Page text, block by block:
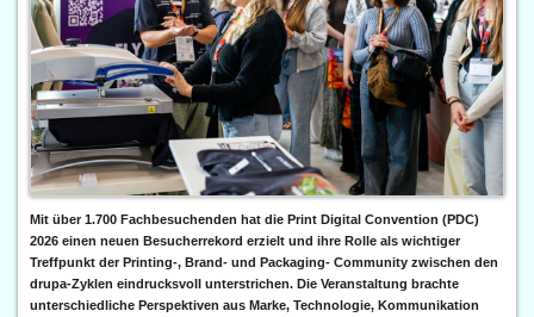
Mit über 1.700 Fachbesuchenden hat die Print Digital Convention (PDC)
2026 einen neuen Besucherrekord erzielt und ihre Rolle als wichtiger
Treffpunkt der Printing-, Brand- und Packaging- Community zwischen den
drupa-Zyklen eindrucksvoll unterstrichen. Die Veranstaltung brachte
unterschiedliche Perspektiven aus Marke, Technologie, Kommunikation